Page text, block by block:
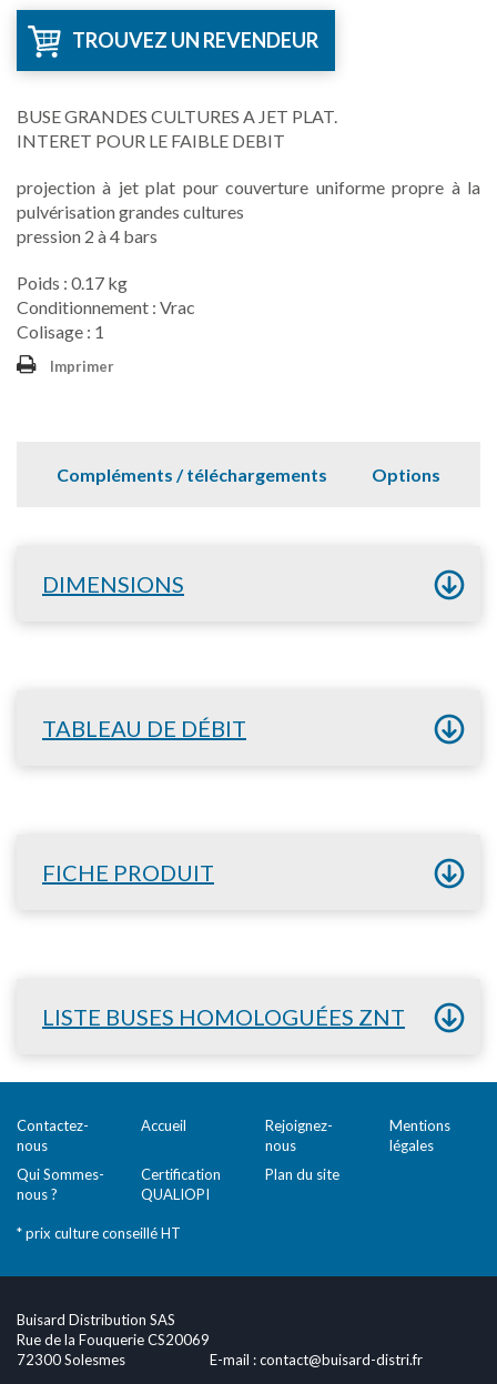
TROUVEZ UN REVENDEUR
BUSE GRANDES CULTURES A JET PLAT.
INTERET POUR LE FAIBLE DEBIT
projection à jet plat pour couverture uniforme propre à la
pulvérisation grandes cultures
pression 2 à 4 bars
Poids : 0.17 kg
Conditionnement : Vrac
Colisage : 1
Imprimer
Compléments / téléchargements Options
DIMENSIONS
TABLEAU DE DÉBIT
FICHE PRODUIT
LISTE BUSES HOMOLOGUÉES ZNT
Contactez-
nous
Accueil
Rejoignez-
nous
Mentions
légales
Qui Sommes-
nous ?
Certification
QUALIOPI
Plan du site
* prix culture conseillé HT
Buisard Distribution SAS
Rue de la Fouquerie CS20069
72300 Solesmes
E-mail :contact@buisard-distri.fr